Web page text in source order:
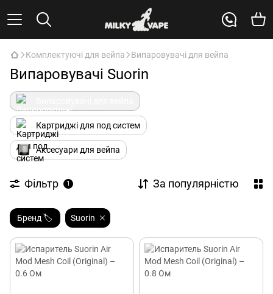
Комплектуючі для вейпа Випаровувачі для вейпа
Випаровувачі Suorin
Картриджі для под систем
Аксесуари для вейпа
Фільтр 1 За популярністю
Бренд 🏷️ Suorin